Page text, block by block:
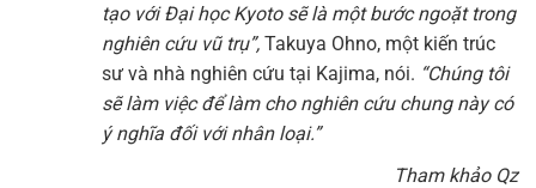
tạo với Đại học Kyoto sẽ là một bước ngoặt trong
nghiên cứu vũ trụ”, Takuya Ohno, một kiến trúc
sư và nhà nghiên cứu tại Kajima, nói. “Chúng tôi
sẽ làm việc để làm cho nghiên cứu chung này có
ý nghĩa đối với nhân loại.”
Tham khảo Qz